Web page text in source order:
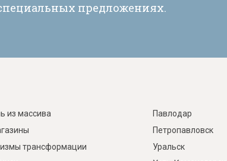
предложениях.
из массива
трансформации
Павлодар
Петропавловск
Уральск